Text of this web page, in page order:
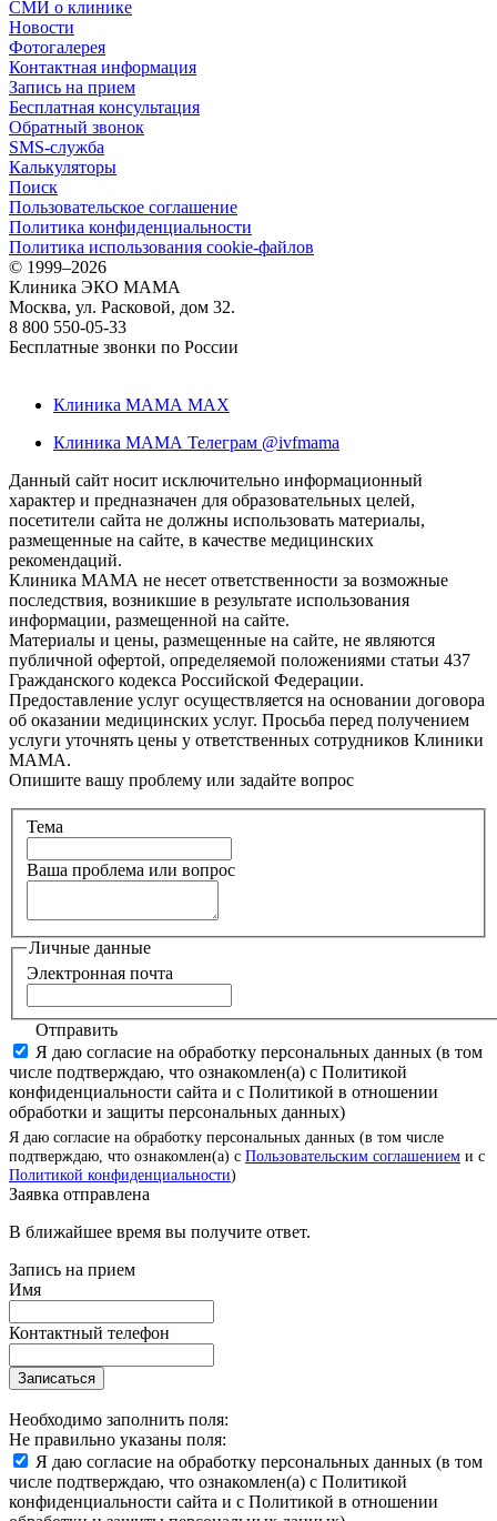
СМИ о клинике
Новости
Фотогалерея
Контактная информация
Запись на прием
Бесплатная консультация
Обратный звонок
SMS-служба
Калькуляторы
Поиск
Пользовательское соглашение
Политика конфиденциальности
Политика использования cookie-файлов
© 1999–2026
Клиника ЭКО МАМА
Москва, ул. Расковой, дом 32.
8 800 550-05-33
Бесплатные звонки по России
Клиника МАМА MAX
Клиника МАМА Телеграм @ivfmama
Данный сайт носит исключительно информационный
характер и предназначен для образовательных целей,
посетители сайта не должны использовать материалы,
размещенные на сайте, в качестве медицинских
рекомендаций.
Клиника МАМА не несет ответственности за возможные
последствия, возникшие в результате использования
информации, размещенной на сайте.
Материалы и цены, размещенные на сайте, не являются
публичной офертой, определяемой положениями статьи 437
Гражданского кодекса Российской Федерации.
Предоставление услуг осуществляется на основании договора
об оказании медицинских услуг. Просьба перед получением
услуги уточнять цены у ответственных сотрудников Клиники
МАМА.
Опишите вашу проблему или задайте вопрос
Тема
Ваша проблема или вопрос
Личные данные
Электронная почта
Отправить
Я даю согласие на обработку персональных данных (в том
числе подтверждаю, что ознакомлен(а) с Политикой
конфиденциальности сайта и с Политикой в отношении
обработки и защиты персональных данных)
Я даю согласие на обработку персональных данных (в том числе
подтверждаю, что ознакомлен(а) с Пользовательским соглашением и с
Политикой конфиденциальности)
Заявка отправлена
В ближайшее время вы получите ответ.
Запись на прием
Имя
Контактный телефон
Записаться
Необходимо заполнить поля:
Не правильно указаны поля:
Я даю согласие на обработку персональных данных (в том
числе подтверждаю, что ознакомлен(а) с Политикой
конфиденциальности сайта и с Политикой в отношении